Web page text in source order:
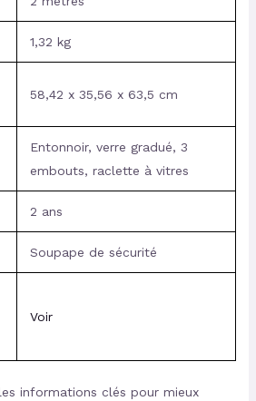
1,32 kg
58,42 x 35,56 x 63,5 cm
Entonnoir, verre gradué, 3
embouts, raclette à vitres
2 ans
Soupape de sécurité
Voir
informations clés pour mieux